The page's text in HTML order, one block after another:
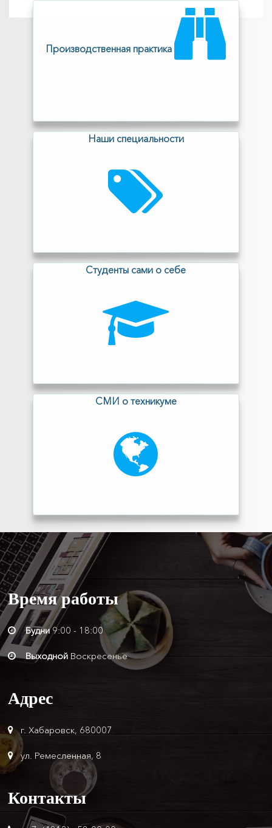
Производственная практика
Наши специальности
Cтуденты сами о себе
СМИ о техникуме
Времяработы
Будни9:00 - 18:00
Выходной Воскресенье
Адрес
г. Хабаровск, 680007
ул. Ремесленная, 8
Контакты